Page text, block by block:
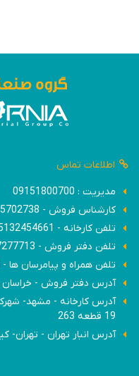
اطلاعات تماس
مدیریت : 09151800700
کارشناس فروش - 09155702738
تلفن کارخانه - 05132454661
تلفن دفتر فروش - 05137277713
تلفن همراه و پیامرسان ها - 09155702738
آدرس دفتر فروش - خراسان
آدرس کارخانه - مشهد-
19 قطعه 263
آدرس انبار تهران - تهران-